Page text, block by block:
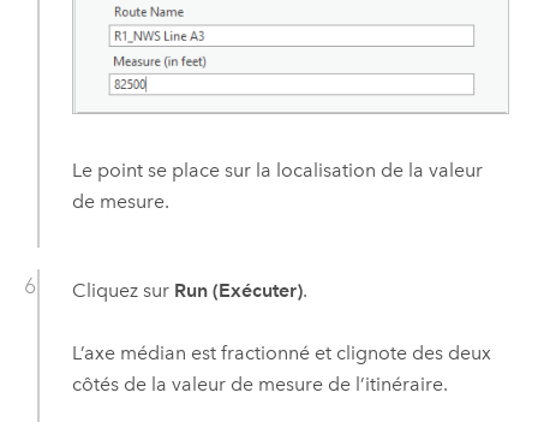
Le point se place sur la localisation de la valeur
de mesure.
Cliquez sur Run (Exécuter).
L’axe médian est fractionné et clignote des deux
côtés de la valeur de mesure de l’itinéraire.